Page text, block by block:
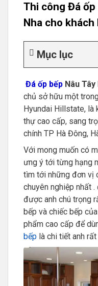
Thi công Đá ốp
Nha cho
Mục lục
Đá ốp bếp Nâu
chủ sở hữu một
Hyundai Hillstate, là
thự cao cấp, sang
chính TP Hà Đông,
Với mong muốn có
ưng ý tới từng hạng
tìm tới những đơn vị
chuyên nghiệp nhất
được anh chú trọng
bếp và chiếc bếp
phẩm cao cấp để
bếp là chi tiết anh